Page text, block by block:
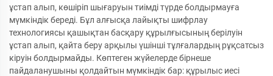
ұстап алып, көшіріп шығаруын тиімді түрде болдырмауға
мүмкіндік береді. Бұл алғысқа лайықты шифрлау
технологиясы қашықтан басқару құрылғысының берілуін
ұстап алып, қайта беру арқылы үшінші тұлғалардың рұқсатсыз
кіруін болдырмайды. Көптеген жүйелерде бірнеше
пайдаланушыны қолдайтын мүмкіндік бар: құрылыс иесі